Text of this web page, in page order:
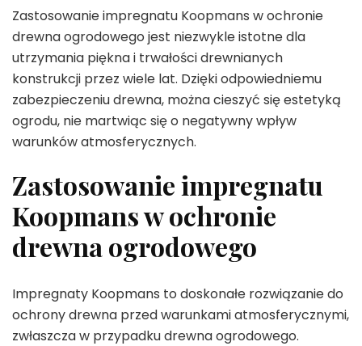
Zastosowanie impregnatu Koopmans w ochronie
drewna ogrodowego jest niezwykle istotne dla
utrzymania piękna i trwałości drewnianych
konstrukcji przez wiele lat. Dzięki odpowiedniemu
zabezpieczeniu drewna, można cieszyć się estetyką
ogrodu, nie martwiąc się o negatywny wpływ
warunków atmosferycznych.
Zastosowanie impregnatu
Koopmans w ochronie
drewna ogrodowego
Impregnaty Koopmans to doskonałe rozwiązanie do
ochrony drewna przed warunkami atmosferycznymi,
zwłaszcza w przypadku drewna ogrodowego.